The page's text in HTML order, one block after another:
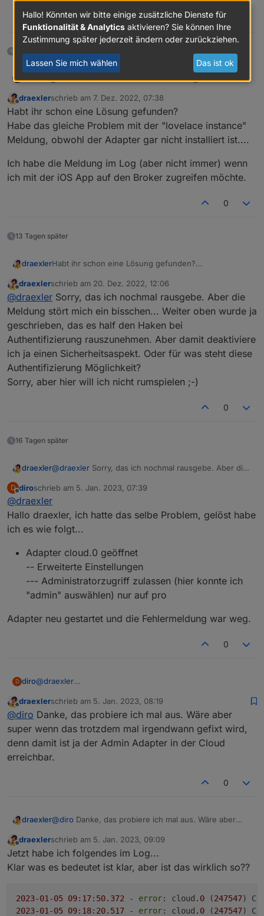
0
Jochen@besc0029Im cloud.0 unter Einstellungen unter den
ich glaube ohne kommst Du gar nicht rein..
Offline
draexlerschrieb am 7. Dez. 2022, 07:38
zuletzt editiert von
Habt ihr schon eine Lösung gefunden?
Habe das gleiche Problem mit der "lovelace instance"
Meldung, obwohl der Adapter gar nicht installiert ist....
Ich habe die Meldung im Log (aber nicht immer) wenn
ich mit der iOS App auf den Broker zugreifen möchte.
0
13 Tagen später
draexlerHabt ihr schon eine Lösung gefunden?
Meldung, obwohl der Adapter gar nicht installiert ist....
Ich habe die Meldung im Log (aber nicht immer) wenn
ich mit der iOS App auf den Broker zugreifen möchte.
Offline
draexlerschrieb am 20. Dez. 2022, 12:06
zuletzt editiert von
@draexler Sorry, das ich nochmal rausgebe. Aber die
Meldung stört mich ein bisschen... Weiter oben wurde ja
geschrieben, das es half den Haken bei
Authentifizierung rauszunehmen. Aber damit deaktiviere
ich ja einen Sicherheitsaspekt. Oder für was steht diese
Authentifizierung Möglichkeit?
Sorry, aber hier will ich nicht rumspielen ;-)
0
16 Tagen später
draexler@draexler Sorry, das ich nochmal rausgebe. Aber die
ja geschrieben, das es half den Haken bei
Authentifizierung rauszunehmen. Aber damit
deaktiviere ich ja einen Sicherheitsaspekt. Oder für
was steht diese Authentifizierung Möglichkeit?
Sorry, aber hier will ich nicht rumspielen ;-)
D
Offline
diroschrieb am 5. Jan. 2023, 07:39
zuletzt editiert von
@draexler
Hallo draexler, ich hatte das selbe Problem, gelöst habe
ich es wie folgt...
Adapter cloud.0 geöffnet
-- Erweiterte Einstellungen
--- Administratorzugriff zulassen (hier konnte ich
"admin" auswählen) nur auf pro
Adapter neu gestartet und die Fehlermeldung war weg.
0
D diro@draexler
ich es wie folgt...
Adapter cloud.0 geöffnet
-- Erweiterte Einstellungen
--- Administratorzugriff zulassen (hier konnte ich
"admin" auswählen) nur auf pro
Adapter neu gestartet und die Fehlermeldung war weg.
Offline
draexlerschrieb am 5. Jan. 2023, 08:19
zuletzt editiert von
@diro Danke, das probiere ich mal aus. Wäre aber
super wenn das trotzdem mal irgendwann gefixt wird,
denn damit ist ja der Admin Adapter in der Cloud
erreichbar.
0
draexler@diro Danke, das probiere ich mal aus. Wäre aber
denn damit ist ja der Admin Adapter in der Cloud
erreichbar.
Offline
draexlerschrieb am 5. Jan. 2023, 09:09
zuletzt editiert von
Jetzt habe ich folgendes im Log...
Klar was es bedeutet ist klar, aber ist das wirklich so??
2023-01 -05 09: 17: 50.372 - error: cloud .0 (247547)
2023-01 -05 09: 18: 20.517 - error: cloud .0 (247547)
Hallo! Könnten wir bitte einige zusätzliche Dienste für
Funktionalität & Analytics aktivieren? Sie können Ihre
Zustimmung später jederzeit ändern oder zurückziehen.
Lassen Sie mich wählen Das ist ok